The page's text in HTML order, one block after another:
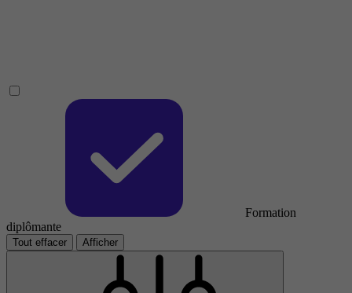
Formation
diplômante
Tout effacer Afficher